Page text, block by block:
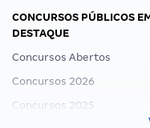
CONCURSOS PÚBLICOS
DESTAQUE
Concursos Abertos
Concursos 2026
Concursos 2025